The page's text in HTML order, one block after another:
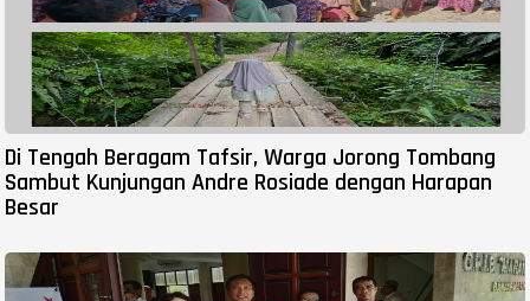
Di Tengah Beragam Tafsir, Warga Jorong Tombang
Sambut Kunjungan Andre Rosiade dengan Harapan
Besar